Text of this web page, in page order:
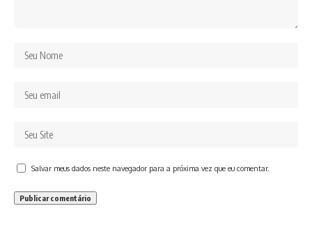
Salvar meus dados neste navegador para a próxima vez que eu comentar.